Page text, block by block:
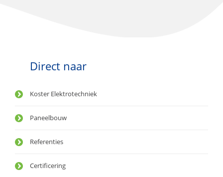
Direct naar
Koster Elektrotechniek
Paneelbouw
Referenties
Certificering